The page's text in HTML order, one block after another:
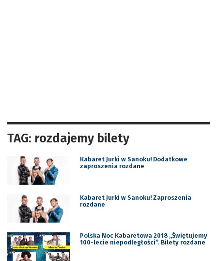
TAG: rozdajemy bilety
Kabaret Jurki w Sanoku! Dodatkowe
zaproszenia rozdane
Kabaret Jurki w Sanoku! Zaproszenia
rozdane
Polska Noc Kabaretowa 2018 „Świętujemy
100-lecie niepodległości”. Bilety rozdane